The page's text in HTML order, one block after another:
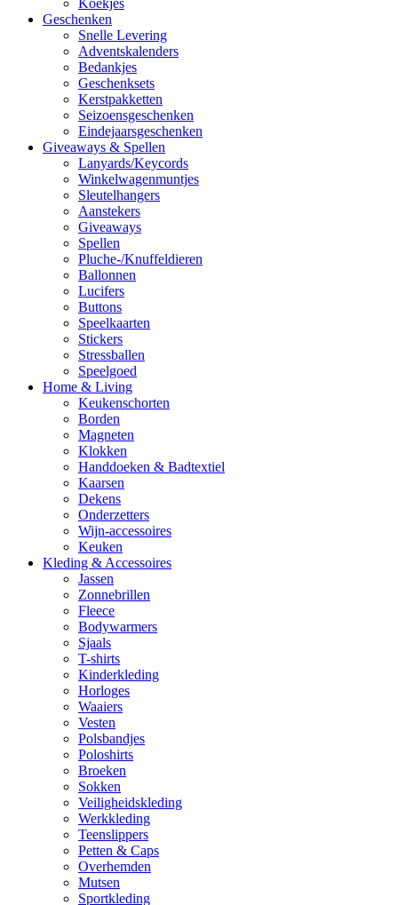
Koekjes
Geschenken
Snelle Levering
Adventskalenders
Bedankjes
Geschenksets
Kerstpakketten
Seizoensgeschenken
Eindejaarsgeschenken
Giveaways & Spellen
Lanyards/Keycords
Winkelwagenmuntjes
Sleutelhangers
Aanstekers
Giveaways
Spellen
Pluche-/Knuffeldieren
Ballonnen
Lucifers
Buttons
Speelkaarten
Stickers
Stressballen
Speelgoed
Home & Living
Keukenschorten
Borden
Magneten
Klokken
Handdoeken & Badtextiel
Kaarsen
Dekens
Onderzetters
Wijn-accessoires
Keuken
Kleding & Accessoires
Jassen
Zonnebrillen
Fleece
Bodywarmers
Sjaals
T-shirts
Kinderkleding
Horloges
Waaiers
Vesten
Polsbandjes
Poloshirts
Broeken
Sokken
Veiligheidskleding
Werkkleding
Teenslippers
Petten & Caps
Overhemden
Mutsen
Sportkleding